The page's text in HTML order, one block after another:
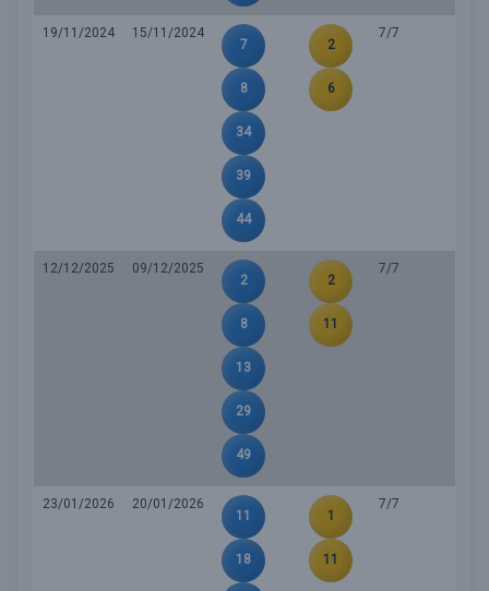
19/11/2024
15/11/2024
7
8
34
39
44
2
6
7/7
12/12/2025
09/12/2025
2
8
13
29
49
2
11
7/7
23/01/2026
20/01/2026
11
18
1
11
7/7